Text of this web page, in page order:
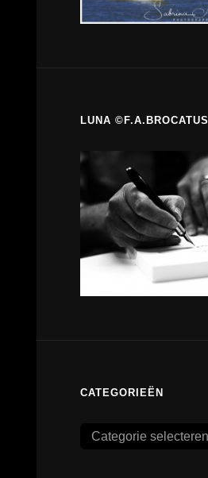
LUNA ©F.A.BROCATUS
CATEGORIEËN
Categorieën